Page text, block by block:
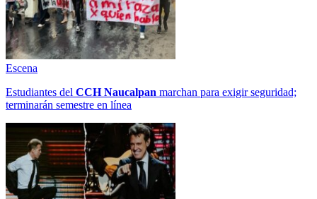
Escena
Estudiantes del CCH Naucalpan marchan para exigir seguridad;
terminarán semestre en línea